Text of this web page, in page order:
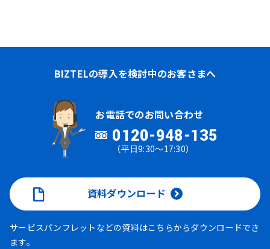
BIZTELの導入を検討中のお客さまへ
お電話でのお問い合わせ
0120-948-135
（平日9:30～17:30）
資料ダウンロード
サービスパンフレットなどの資料はこちらからダウンロードでき
ます。